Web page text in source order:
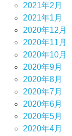
2021年2月
2021年1月
2020年12月
2020年11月
2020年10月
2020年9月
2020年8月
2020年7月
2020年6月
2020年5月
2020年4月